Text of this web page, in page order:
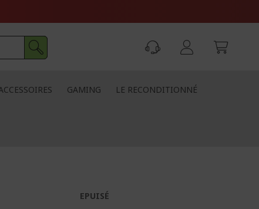
GAMING LE RECONDITIONNÉ
EPUISÉ